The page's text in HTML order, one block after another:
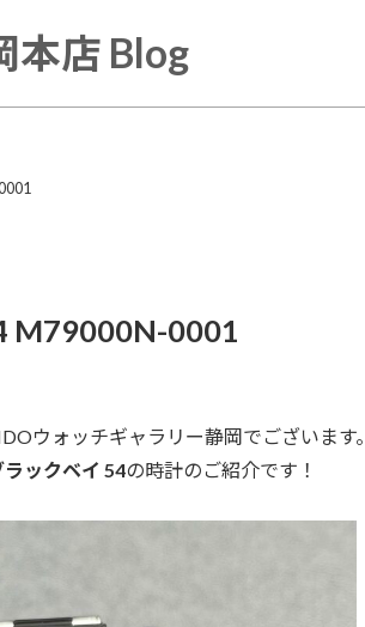
本店 Blog
M79000N-0001
ウォッチギャラリー静岡でございます。
ラックベイ 54の時計のご紹介です！